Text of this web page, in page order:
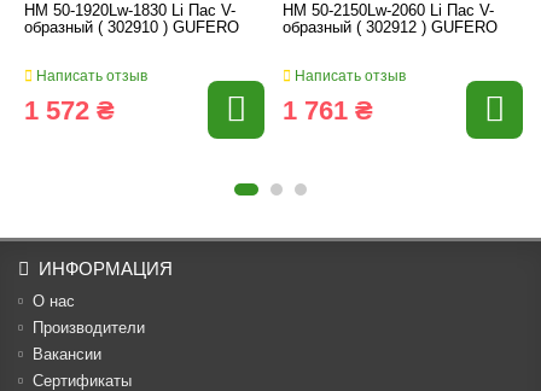
HM 50-1920Lw-1830 Li Пас V-
образный ( 302910 ) GUFERO
Написать отзыв
1 572 ₴
HM 50-2150Lw-2060 Li Пас V-
образный ( 302912 ) GUFERO
Написать отзыв
1 761 ₴
ИНФОРМАЦИЯ
О нас
Производители
Вакансии
Cертификаты